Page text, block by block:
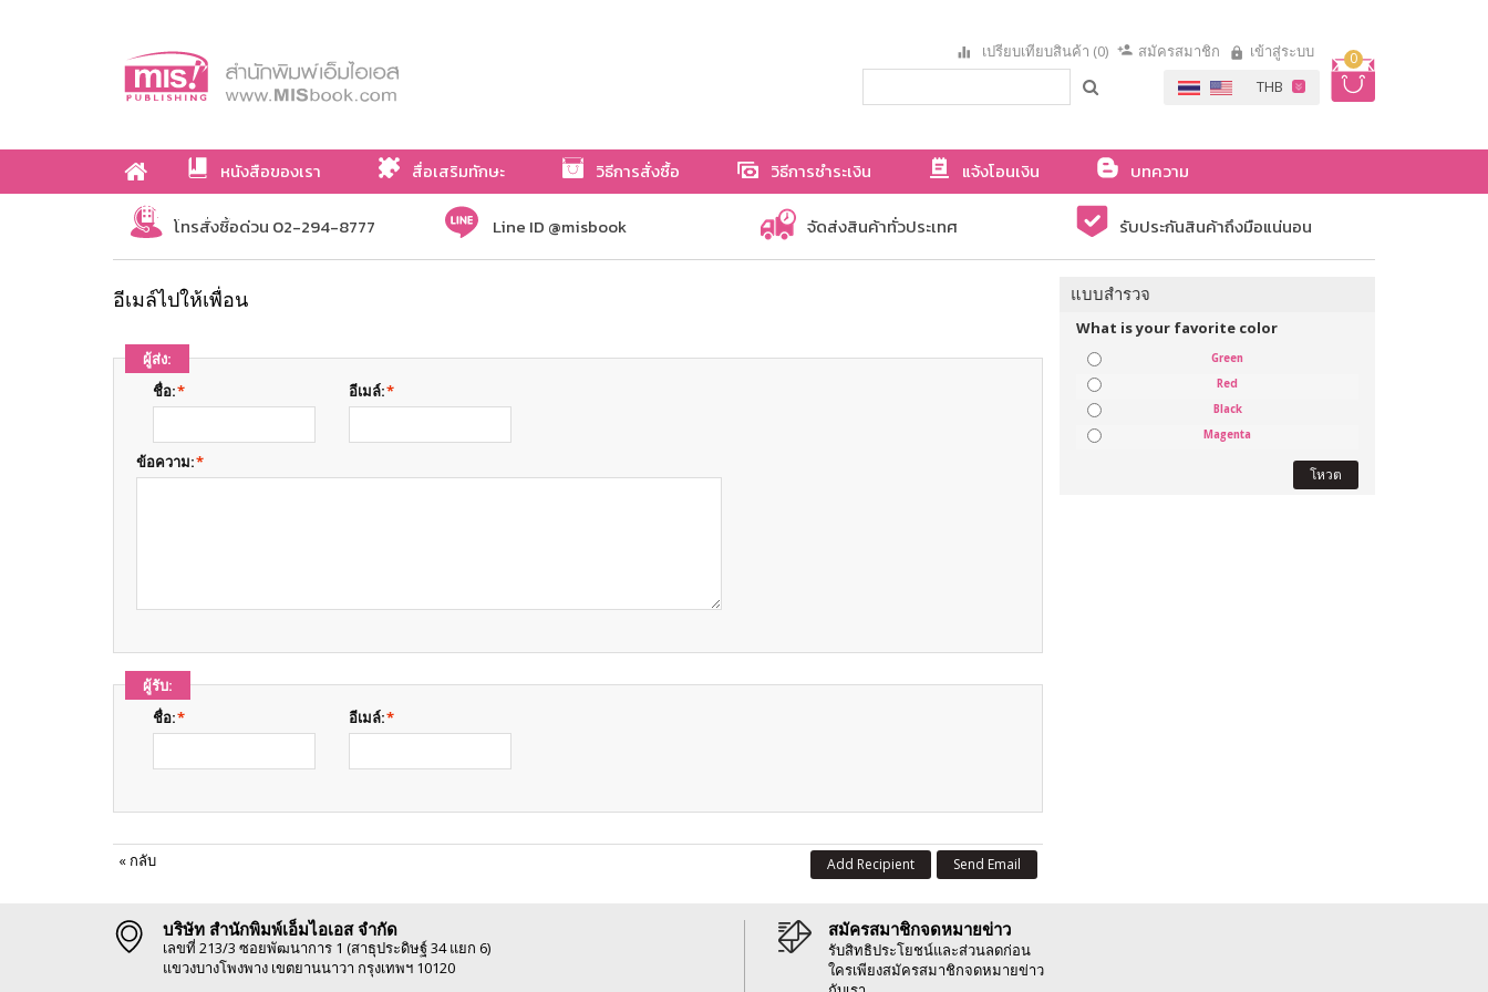
0
เปรียบเทียบสินค้า (0) สมัครสมาชิก เข้าสู่ระบบ
หนังสือของเรา สื่อเสริมทักษะ วิธีการสั่งซื้อ วิธีการชำระเงิน แจ้งโอนเงิน
บทความ
เกี่ยวกับเรา
โทรสั่งซื้อด่วน 02-294-8777 Line ID @misbook จัดส่งสินค้าทั่วประเทศ รับประกันสินค้าถึงมือแน่นอน
อีเมล์ไปให้เพื่อน
ผู้ส่ง:
*
ชื่อ: *
อีเมล์:
*
ข้อความ:
ผู้รับ:
*
ชื่อ: *
อีเมล์:
« กลับ Send Email
Add Recipient
แบบสำรวจ
What is your favorite color
Green
Red
Black
Magenta
โหวต
บริษัท สำนักพิมพ์เอ็มไอเอส จำกัด
เลขที่ 213/3 ซอยพัฒนาการ 1 (สาธุประดิษฐ์ 34 แยก 6)
แขวงบางโพงพาง เขตยานนาวา กรุงเทพฯ 10120
สมัครสมาชิกจดหมายข่าว
รับสิทธิประโยชน์และส่วนลดก่อน
ใครเพียงสมัครสมาชิกจดหมายข่าว